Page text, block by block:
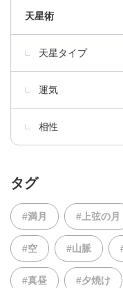
天星術
天星タイプ
運気
相性
タグ
#満月 #上弦の月
#空 #山脈
#真昼 #夕焼け